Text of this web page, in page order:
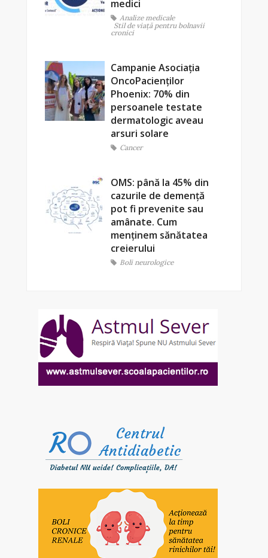
medici
Analize medicale
Stil de viaţă pentru bolnavii
cronici
Campanie Asociația
OncoPacienților
Phoenix: 70% din
persoanele testate
dermatologic aveau
arsuri solare
Cancer
OMS: până la 45% din
cazurile de demență
pot fi prevenite sau
amânate. Cum
menținem sănătatea
creierului
Boli neurologice